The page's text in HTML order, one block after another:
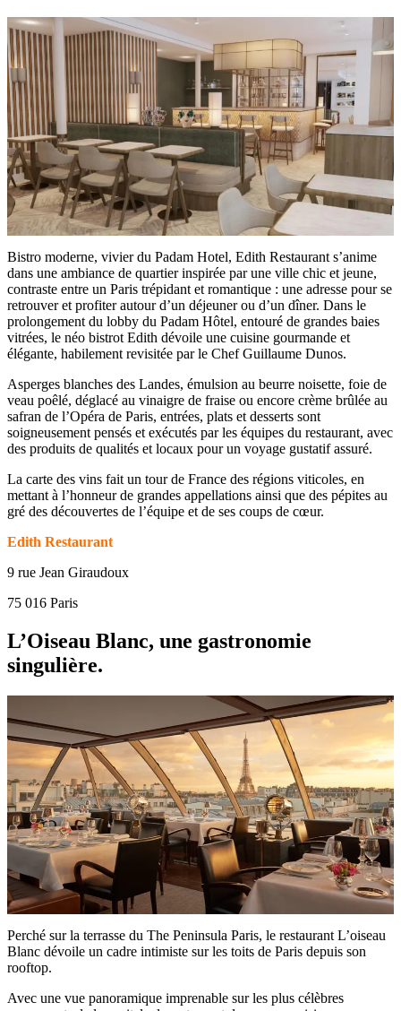
Bistro moderne, vivier du Padam Hotel, Edith Restaurant s’anime
dans une ambiance de quartier inspirée par une ville chic et jeune,
contraste entre un Paris trépidant et romantique : une adresse pour se
retrouver et profiter autour d’un déjeuner ou d’un dîner. Dans le
prolongement du lobby du Padam Hôtel, entouré de grandes baies
vitrées, le néo bistrot Edith dévoile une cuisine gourmande et
élégante, habilement revisitée par le Chef Guillaume Dunos.
Asperges blanches des Landes, émulsion au beurre noisette, foie de
veau poêlé, déglacé au vinaigre de fraise ou encore crème brûlée au
safran de l’Opéra de Paris, entrées, plats et desserts sont
soigneusement pensés et exécutés par les équipes du restaurant, avec
des produits de qualités et locaux pour un voyage gustatif assuré.
La carte des vins fait un tour de France des régions viticoles, en
mettant à l’honneur de grandes appellations ainsi que des pépites au
gré des découvertes de l’équipe et de ses coups de cœur.
Edith Restaurant
9 rue Jean Giraudoux
75 016 Paris
L’Oiseau Blanc, une gastronomie
singulière.
Perché sur la terrasse du The Peninsula Paris, le restaurant L’oiseau
Blanc dévoile un cadre intimiste sur les toits de Paris depuis son
rooftop.
Avec une vue panoramique imprenable sur les plus célèbres